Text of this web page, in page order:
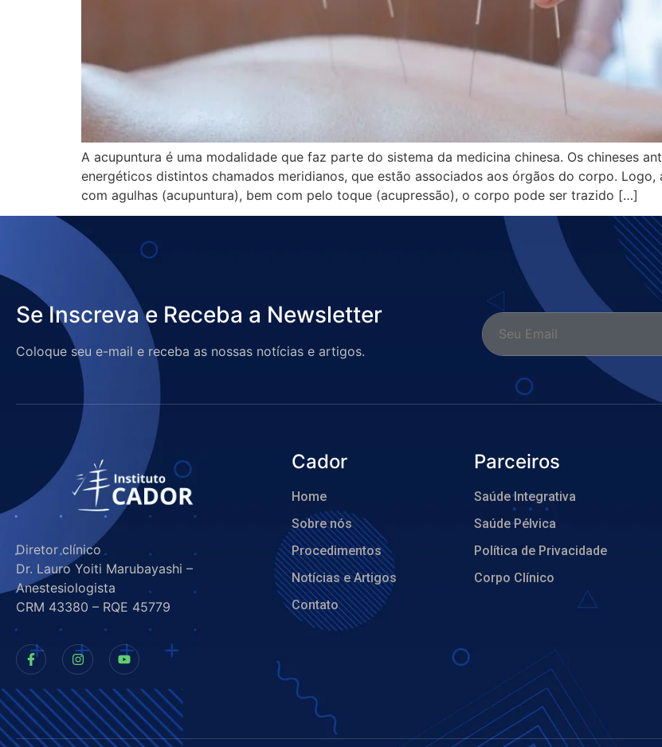
A acupuntura é uma modalidade que faz parte do sistema da medicina chinesa. Os chineses
energéticos distintos chamados meridianos, que estão associados aos órgãos do corpo.
com agulhas (acupuntura), bem com pelo toque (acupressão), o corpo pode ser trazido […]
Se Inscreva e Receba a Newsletter
Coloque seu e-mail e receba as nossas notícias e artigos.
Diretor clínico
Dr. Lauro Yoiti Marubayashi –
Anestesiologista
CRM 43380 – RQE 45779
Cador
Home
Sobre nós
Procedimentos
Notícias e Artigos
Contato
Parceiros
Saúde Integrativa
Saúde Pélvica
Política de Privacidade
Corpo Clínico